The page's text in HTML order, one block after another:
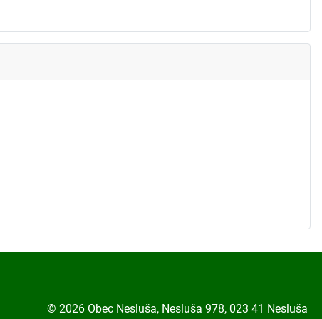
© 2026 Obec Nesluša, Nesluša 978, 023 41 Nesluša